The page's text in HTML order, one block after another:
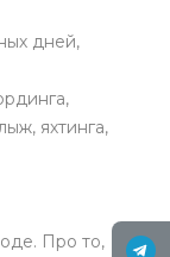
дней,
яхтинга,
Про то,